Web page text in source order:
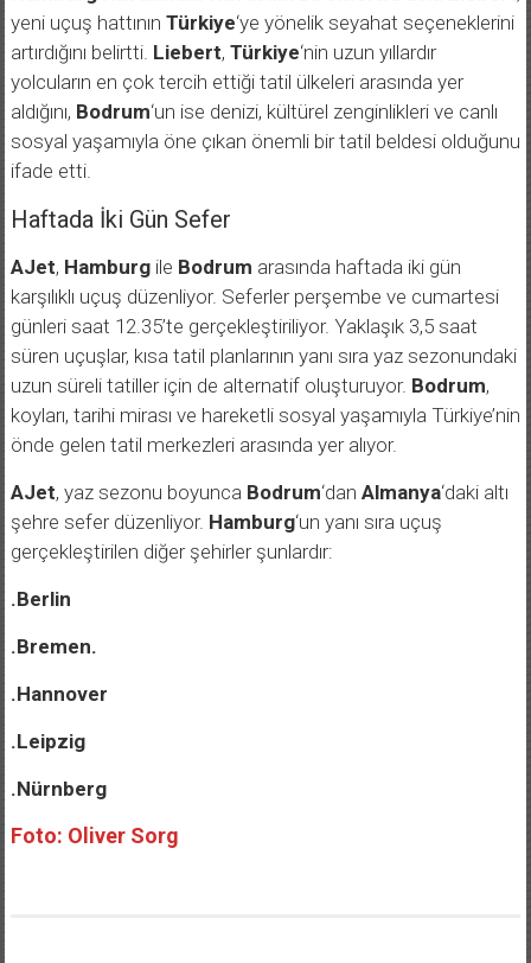
yeni uçuş hattının Türkiye‘ye yönelik seyahat seçeneklerini
artırdığını belirtti. Liebert, Türkiye‘nin uzun yıllardır
yolcuların en çok tercih ettiği tatil ülkeleri arasında yer
aldığını, Bodrum‘un ise denizi, kültürel zenginlikleri ve canlı
sosyal yaşamıyla öne çıkan önemli bir tatil beldesi olduğunu
ifade etti.
Haftada İki Gün Sefer
AJet, Hamburgile Bodrum arasında haftada iki gün
karşılıklı uçuş düzenliyor. Seferler perşembe ve cumartesi
günleri saat 12.35’te gerçekleştiriliyor. Yaklaşık 3,5 saat
süren uçuşlar, kısa tatil planlarının yanı sıra yaz sezonundaki
uzun süreli tatiller için de alternatif oluşturuyor. Bodrum,
koyları, tarihi mirası ve hareketli sosyal yaşamıyla Türkiye’nin
önde gelen tatil merkezleri arasında yer alıyor.
AJet, yaz sezonu boyunca Bodrum‘dan Almanya‘daki altı
şehre sefer düzenliyor. Hamburg‘un yanı sıra uçuş
gerçekleştirilen diğer şehirler şunlardır:
.Berlin
.Bremen.
.Hannover
.Leipzig
.Nürnberg
Foto: Oliver Sorg